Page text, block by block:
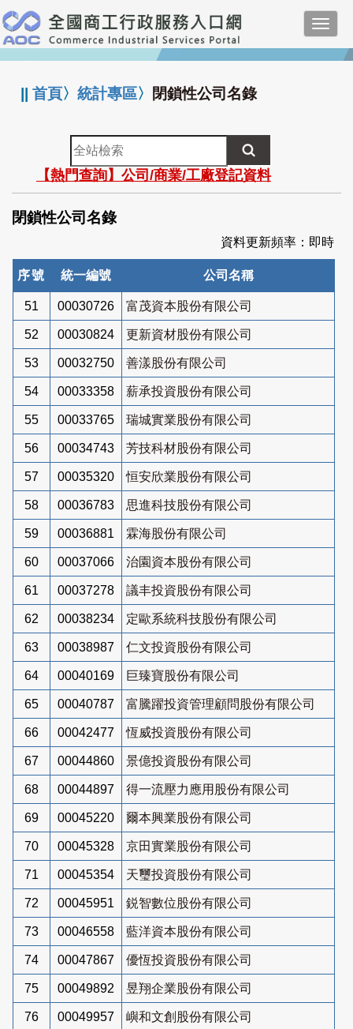
跳
到
主
要
:::
||首頁〉統計專區〉 閉鎖性公司名錄
全
站
檢
索
【熱門查詢】公司/商業/工廠登記資料
閉鎖性公司名錄
資料更新頻率：即時
序號 統一編號 公司名稱
51 00030726 富茂資本股份有限公司
52 00030824 更新資材股份有限公司
53 00032750 善漾股份有限公司
54 00033358 薪承投資股份有限公司
55 00033765 瑞城實業股份有限公司
56 00034743 芳技科材股份有限公司
57 00035320 恒安欣業股份有限公司
58 00036783 思進科技股份有限公司
59 00036881 霖海股份有限公司
60 00037066 治園資本股份有限公司
61 00037278 議丰投資股份有限公司
62 00038234 定歐系統科技股份有限公司
63 00038987 仁文投資股份有限公司
64 00040169 巨臻寶股份有限公司
65 00040787 富騰躍投資管理顧問股份有限公司
66 00042477 恆威投資股份有限公司
67 00044860 景億投資股份有限公司
68 00044897 得一流壓力應用股份有限公司
69 00045220 爾本興業股份有限公司
70 00045328 京田實業股份有限公司
71 00045354 天璽投資股份有限公司
72 00045951 鋭智數位股份有限公司
73 00046558 藍洋資本股份有限公司
74 00047867 優恆投資股份有限公司
75 00049892 昱翔企業股份有限公司
76 00049957 嶼和文創股份有限公司